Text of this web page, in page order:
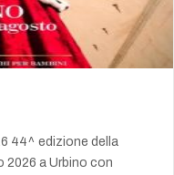
44^ edizione della
2026 a Urbino con